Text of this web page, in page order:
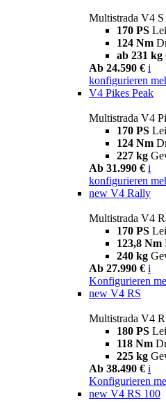
Multistrada V4 S
170 PS
124 Nm
ab 231 kg
Ab 24.590 € i
konfigurieren
V4 Pikes Peak
Multistrada V4
170 PS
124 Nm
227 kg
Ab 31.990 € i
konfigurieren
new V4 Rally
Multistrada V4
170 PS
123,8 Nm
240 kg
Ab 27.990 € i
Konfigurieren
new V4 RS
Multistrada V4
180 PS
118 Nm
225 kg
Ab 38.490 € i
Konfigurieren
new V4 RS 100